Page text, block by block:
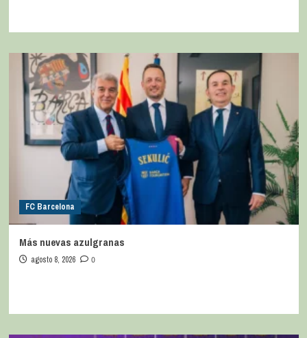
FC Barcelona
Más nuevas azulgranas
agosto 8, 2026 0